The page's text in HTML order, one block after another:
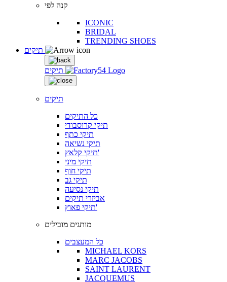
קנה לפי
ICONIC
BRIDAL
TRENDING SHOES
תיקים
תיקים
כל התיקים
תיקי קרוסבודי
תיקי כתף
תיקי נשיאה
תיקי קלאץ'
תיקי מיני
תיקי חוף
תיקי גב
תיקי נסיעה
אביזרי תיקים
תיקי פאוץ'
מותגים מובילים
כל המעצבים
MICHAEL KORS
MARC JACOBS
SAINT LAURENT
JACQUEMUS